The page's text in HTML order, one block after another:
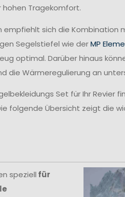
hohen Tragekomfort.
empfiehlt sich die Kombination
Segelstiefel wie derMP
optimal. Darüber hinaus
die Wärmeregulierung an
Set für Ihr Revier
folgende Übersicht zeigt die
speziell für